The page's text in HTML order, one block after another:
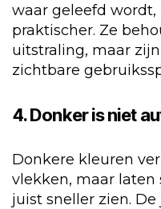
waar geleefd
praktischer. Ze
uitstraling, maar
zichtbare
4. Donker is niet
Donkere kleuren
vlekken, maar laten
juist sneller zien.